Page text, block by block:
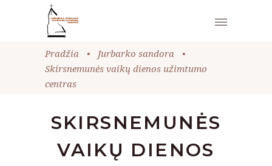
Pradžia • Jurbarko sandora
•
Skirsnemunės vaikų dienos užimtumo
centras
SKIRSNEMUNĖS
VAIKŲ DIENOS